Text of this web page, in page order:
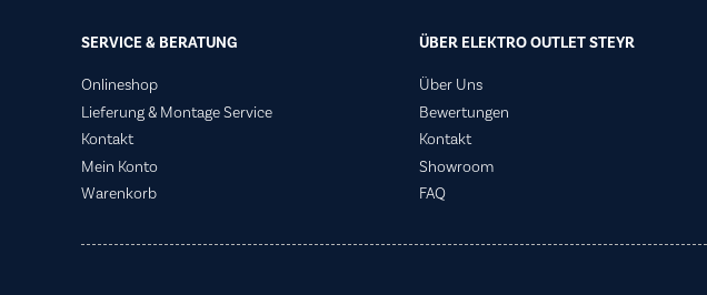
SERVICE & BERATUNG
Onlineshop
Lieferung & Montage Service
Kontakt
Mein Konto
Warenkorb
ÜBER ELEKTRO OUTLET STEYR
Über Uns
Bewertungen
Kontakt
Showroom
FAQ